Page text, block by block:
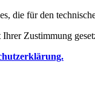
die für den
Zustimmung